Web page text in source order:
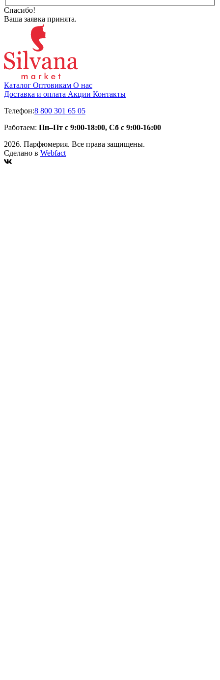
Спасибо!
Ваша заявка принята.
Каталог Оптовикам О нас
Доставка и оплата Акции Контакты
Телефон:8 800 301 65 05
Работаем: Пн–Пт с 9:00-18:00, Сб с 9:00-16:00
2026. Парфюмерия. Все права защищены.
Сделано в Webfact